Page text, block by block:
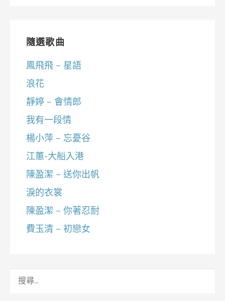
隨選歌曲
鳳飛飛 – 星語
浪花
靜婷 – 會情郎
我有一段情
楊小萍 – 忘憂谷
江蕙-大船入港
陳盈潔 – 送你出帆
淚的衣裳
陳盈潔 – 你著忍耐
費玉清 – 初戀女